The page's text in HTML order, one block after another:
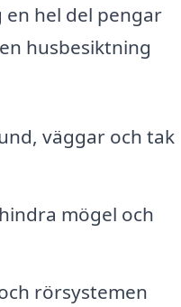
hel del pengar
husbesiktning
väggar och tak
mögel och
rörsystemen